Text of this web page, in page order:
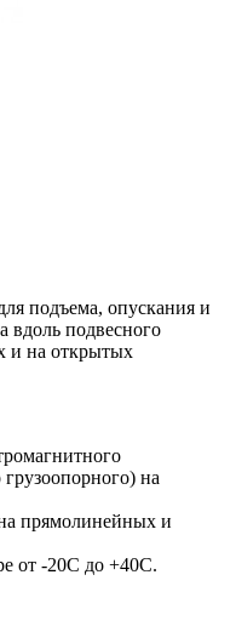
подъема, опускания и
вдоль подвесного
и на открытых
на
прямолинейных и
от -20С до +40С.